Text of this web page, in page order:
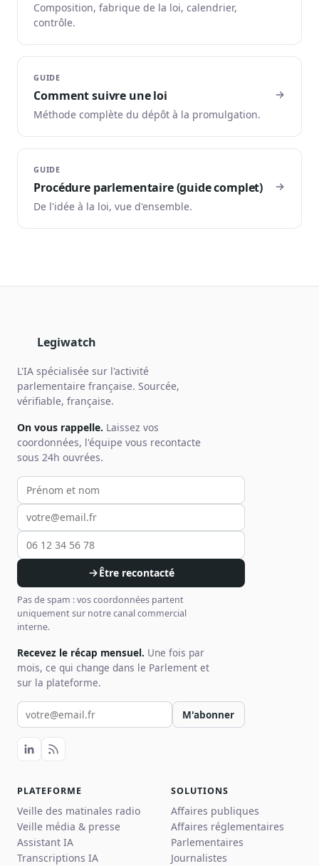
Composition, fabrique de la loi, calendrier,
contrôle.
GUIDE
Comment suivre une loi
Méthode complète du dépôt à la promulgation.
GUIDE
Procédure parlementaire (guide complet)
De l'idée à la loi, vue d'ensemble.
Legiwatch
L'IA spécialisée sur l'activité
parlementaire française. Sourcée,
vérifiable, française.
On vous rappelle. Laissez vos
coordonnées, l'équipe vous recontacte
sous 24h ouvrées.
Votre prénom et nom
Votre email
Votre téléphone
Être recontacté
Pas de spam : vos coordonnées partent
uniquement sur notre canal commercial
interne.
Recevez le récap mensuel. Une fois par
mois, ce qui change dans le Parlement et
sur la plateforme.
Votre email pour la newsletter
M'abonner
PLATEFORME
Veille des matinales radio
Veille média & presse
Assistant IA
Transcriptions IA
SOLUTIONS
Affaires publiques
Affaires réglementaires
Parlementaires
Journalistes